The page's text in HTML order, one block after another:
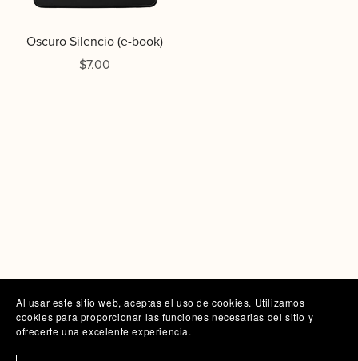
Oscuro Silencio (e-book)
$7.00
Al usar este sitio web, aceptas el uso de cookies. Utilizamos
cookies para proporcionar las funciones necesarias del sitio y
ofrecerte una excelente experiencia.